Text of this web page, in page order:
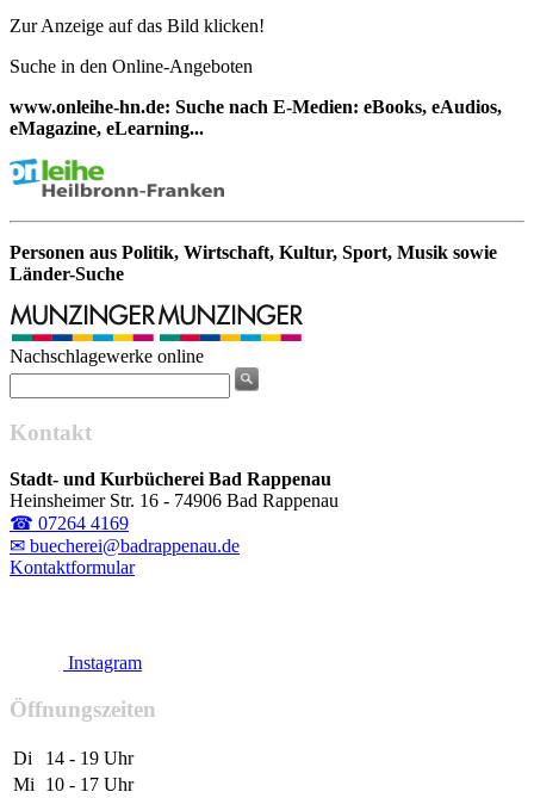
Zur Anzeige auf das Bild klicken!
Suche in den Online-Angeboten
www.onleihe-hn.de: Suche nach E-Medien: eBooks, eAudios,
eMagazine, eLearning...
Personen aus Politik, Wirtschaft, Kultur, Sport, Musik sowie
Länder-Suche
Nachschlagewerke online
Kontakt
Stadt- und Kurbücherei Bad Rappenau
Heinsheimer Str. 16 - 74906 Bad Rappenau
☎ 07264 4169
✉ buecherei@badrappenau.de
Kontaktformular
Instagram
Öffnungszeiten
Di
14 - 19 Uhr
Mi
10 - 17 Uhr